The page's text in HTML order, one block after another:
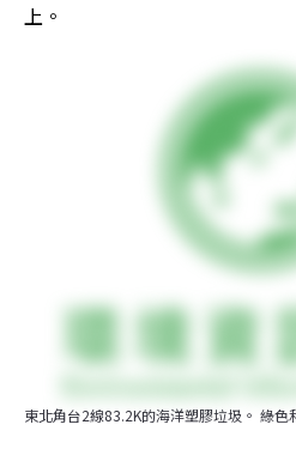
上。
東北角台2線83.2K的海洋塑膠垃圾。 綠色